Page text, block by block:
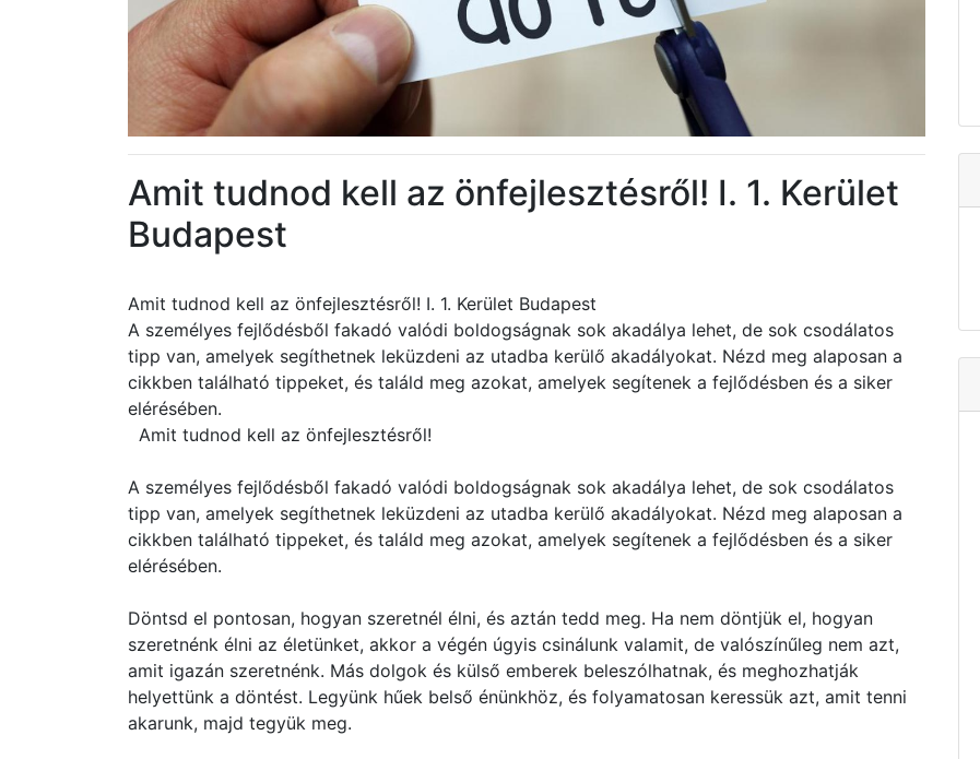
Amit tudnod kell az önfejlesztésről! I. 1. Kerület
Budapest
Amit tudnod kell az önfejlesztésről! I. 1. Kerület Budapest
A személyes fejlődésből fakadó valódi boldogságnak sok akadálya lehet, de sok csodálatos
tipp van, amelyek segíthetnek leküzdeni az utadba kerülő akadályokat. Nézd meg alaposan a
cikkben található tippeket, és találd meg azokat, amelyek segítenek a fejlődésben és a siker
elérésében.
Amit tudnod kell az önfejlesztésről!
A személyes fejlődésből fakadó valódi boldogságnak sok akadálya lehet, de sok csodálatos
tipp van, amelyek segíthetnek leküzdeni az utadba kerülő akadályokat. Nézd meg alaposan a
cikkben található tippeket, és találd meg azokat, amelyek segítenek a fejlődésben és a siker
elérésében.
Döntsd el pontosan, hogyan szeretnél élni, és aztán tedd meg. Ha nem döntjük el, hogyan
szeretnénk élni az életünket, akkor a végén úgyis csinálunk valamit, de valószínűleg nem azt,
amit igazán szeretnénk. Más dolgok és külső emberek beleszólhatnak, és meghozhatják
helyettünk a döntést. Legyünk hűek belső énünkhöz, és folyamatosan keressük azt, amit tenni
akarunk, majd tegyük meg.